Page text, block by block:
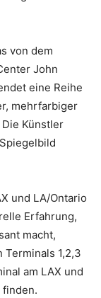
von dem
John
eine Reihe
mehrfarbiger
Künstler
und LA/Ontario
Erfahrung,
macht,
1,2,3
am LAX und
finden.